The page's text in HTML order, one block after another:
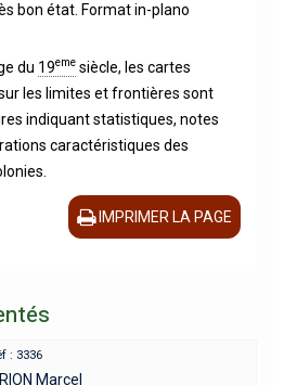
bon état. Format in-plano
du 19emesiècle, les cartes
les limites et frontières sont
indiquant statistiques, notes
caractéristiques des
IMPRIMER LA PAGE
: 3336
Marcel